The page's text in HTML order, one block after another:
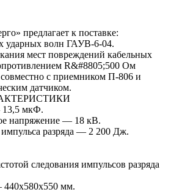
предлагает к поставке:
ударных волн ГАУВ-6-04.
мест повреждений кабельных
R&#8805;500 Ом
с приемником П-806 и
датчиком.
13,5 мкФ.
напряжение — 18 кВ.
разряда — 2 200 Дж.
следования импульсов разряда
мм.